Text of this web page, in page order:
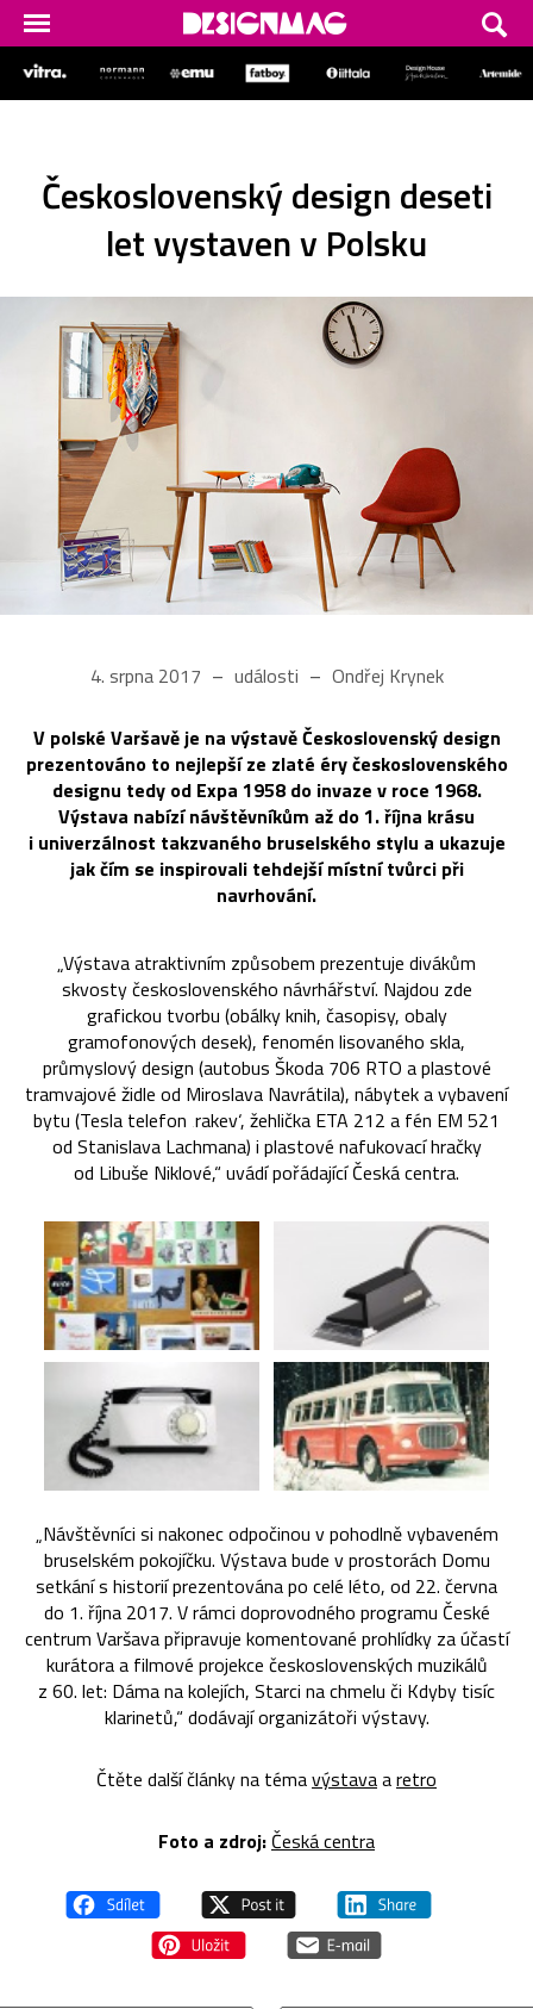
Československý design deseti
let vystaven v Polsku
4. srpna 2017 události Ondřej Krynek
V polské Varšavě je na výstavě Československý design
prezentováno to nejlepší ze zlaté éry československého
designu tedy od Expa 1958 do invaze v roce 1968.
Výstava nabízí návštěvníkům až do 1. října krásu
i univerzálnost takzvaného bruselského stylu a ukazuje
jak čím se inspirovali tehdejší místní tvůrci při
navrhování.
„Výstava atraktivním způsobem prezentuje divákům
skvosty československého návrhářství. Najdou zde
grafickou tvorbu (obálky knih, časopisy, obaly
gramofonových desek), fenomén lisovaného skla,
průmyslový design (autobus Škoda 706 RTO a plastové
tramvajové židle od Miroslava Navrátila), nábytek a vybavení
bytu (Tesla telefon ‚rakev‘, žehlička ETA 212 a fén EM 521
od Stanislava Lachmana) i plastové nafukovací hračky
od Libuše Niklové,“ uvádí pořádající Česká centra.
„Návštěvníci si nakonec odpočinou v pohodlně vybaveném
bruselském pokojíčku. Výstava bude v prostorách Domu
setkání s historií prezentována po celé léto, od 22. června
do 1. října 2017. V rámci doprovodného programu České
centrum Varšava připravuje komentované prohlídky za účastí
kurátora a filmové projekce československých muzikálů
z 60. let: Dáma na kolejích, Starci na chmelu či Kdyby tisíc
klarinetů,“ dodávají organizátoři výstavy.
Čtěte další články na témavýstavaaretro
Foto a zdroj: Česká centra